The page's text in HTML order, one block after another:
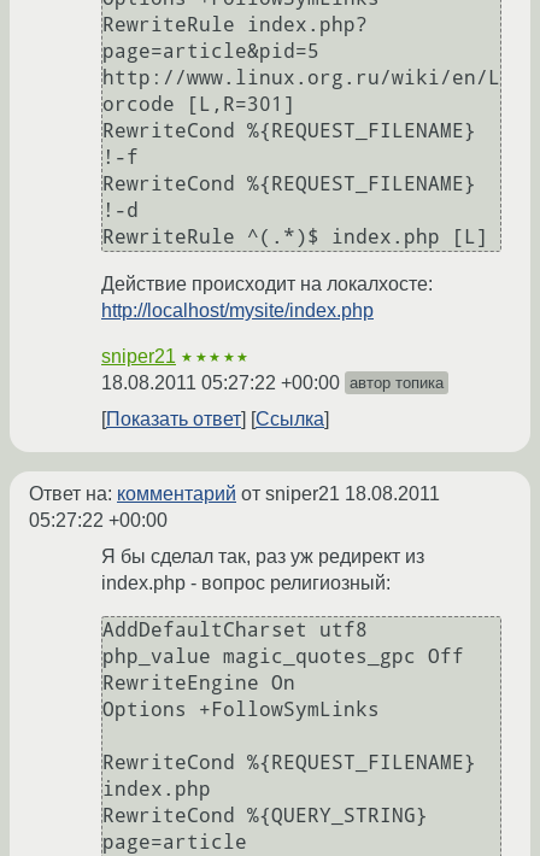
RewriteRule index.php?
page=article&pid=5
http://www.linux.org.ru/wiki/en/L
orcode [L,R=301]
RewriteCond %{REQUEST_FILENAME}
!-f
RewriteCond %{REQUEST_FILENAME}
!-d
Действие происходит на локалхосте:
http://localhost/mysite/index.php
sniper21 ★★★★★
18.08.2011 05:27:22 +00:00 автор топика
Показать ответ Ссылка
Ответ на: комментарий от sniper21 18.08.2011
05:27:22 +00:00
Я бы сделал так, раз уж редирект из
index.php - вопрос религиозный:
AddDefaultCharset utf8
php_value magic_quotes_gpc Off
RewriteEngine On
Options +FollowSymLinks
RewriteCond %{REQUEST_FILENAME}
index.php
RewriteCond %{QUERY_STRING}
page=article